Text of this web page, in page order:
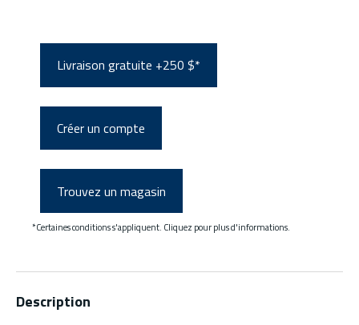
Livraison gratuite +250 $*
Créer un compte
Trouvez un magasin
*Certaines conditions s'appliquent. Cliquez pour plus d'informations.
Description